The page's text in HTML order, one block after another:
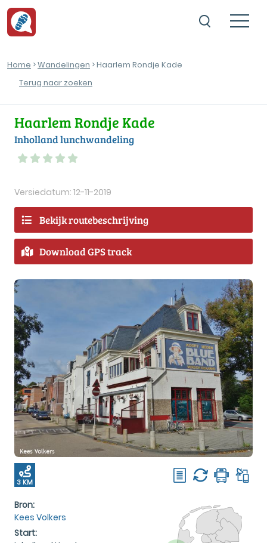
Home >Wandelingen > Haarlem Rondje Kade
Terug naar zoeken
Haarlem Rondje Kade
Inholland lunchwandeling
Versiedatum: 12-11-2019
Bekijk routebeschrijving
Download GPS track
3 KM
Bron:
Kees Volkers
Start: